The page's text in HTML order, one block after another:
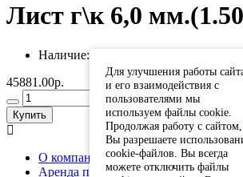
Лист г\к 6,0
Наличие:
45881.00р.
Купить
О компании
Аренда помещений
Для улучшения работы
и его взаимодействия с
пользователями мы
используем файлы cookie.
Продолжая работу с сайтом,
Вы разрешаете
cookie-файлов. Вы всегда
можете отключить файлы